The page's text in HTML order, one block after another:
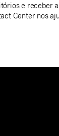
e receber
Center nos